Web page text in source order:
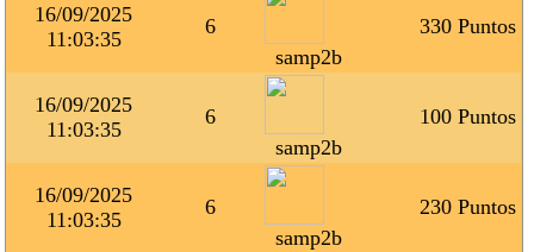
16/09/2025
11:03:35
6
samp2b
330 Puntos
16/09/2025
11:03:35
6
samp2b
100 Puntos
16/09/2025
11:03:35
6
samp2b
230 Puntos